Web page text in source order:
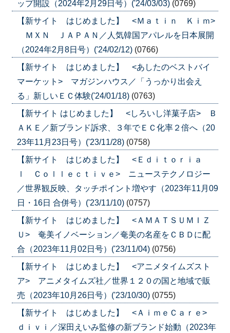
ップ開設（2024年2月29日号）('24/03/03) (0769)
【新サイト はじめました】 <Ｍａｔｉｎ Ｋｉｍ>
ＭＸＮ ＪＡＰＡＮ／人気韓国アパレルを日本展開
（2024年2月8日号）('24/02/12) (0766)
【新サイト はじめました】 <あしたのベストバイ
マーケット> マガジンハウス／「うっかり出会え
る」新しいＥＣ体験('24/01/18) (0763)
【新サイト はじめました】 <しろいし洋菓子店> Ｂ
ＡＫＥ／新ブランド訴求、３年でＥＣ化率２倍へ（20
23年11月23日号）('23/11/28) (0758)
【新サイト はじめました】 <Ｅｄｉｔｏｒｉａ
ｌ Ｃｏｌｌｅｃｔｉｖｅ> ニューステクノロジー
／世界観反映、タッチポイント増やす（2023年11月09
日・16日 合併号）('23/11/10) (0757)
【新サイト はじめました】 <ＡＭＡＴＳＵＭＩＺ
Ｕ> 奄美イノベーション／奄美の名産をＣＢＤに配
合（2023年11月02日号）('23/11/04) (0756)
【新サイト はじめました】 <アニメタイムズスト
ア> アニメタイムズ社／世界１２０の国と地域で販
売（2023年10月26日号）('23/10/30) (0755)
【新サイト はじめました】 <ＡｉｍｅＣａｒｅ>
ｄｉｖｉ／深田えいみ監修の新ブランド始動（2023年